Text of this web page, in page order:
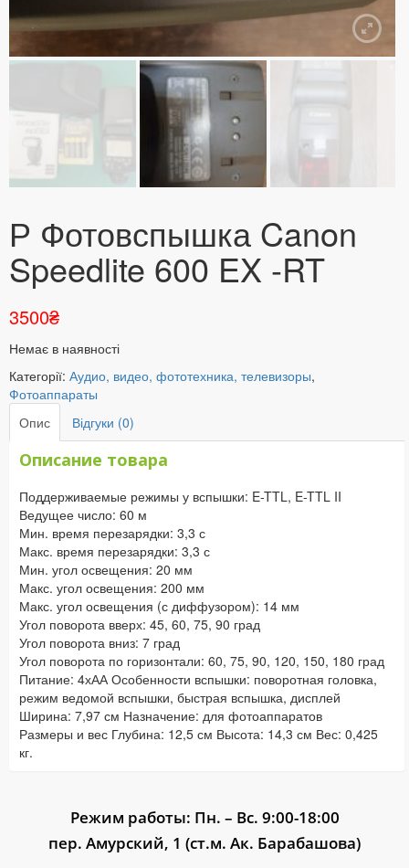
Р Фотовспышка Canon
Speedlite 600 EX -RT
3500₴
Немає в наявності
Категорії: Аудио, видео, фототехника, телевизоры,
Фотоаппараты
Опис
Відгуки (0)
Описание товара
Поддерживаемые режимы у вспышки: E-TTL, E-TTL II
Ведущее число: 60 м
Мин. время перезарядки: 3,3 с
Макс. время перезарядки: 3,3 с
Мин. угол освещения: 20 мм
Макс. угол освещения: 200 мм
Макс. угол освещения (с диффузором): 14 мм
Угол поворота вверх: 45, 60, 75, 90 град
Угол поворота вниз: 7 град
Угол поворота по горизонтали: 60, 75, 90, 120, 150, 180 град
Питание: 4хАА Особенности вспышки: поворотная головка,
режим ведомой вспышки, быстрая вспышка, дисплей
Ширина: 7,97 см Назначение: для фотоаппаратов
Размеры и вес Глубина: 12,5 см Высота: 14,3 см Вес: 0,425
кг.
Режим работы: Пн. – Вс. 9:00-18:00
пер. Амурский, 1 (ст.м. Ак. Барабашова)